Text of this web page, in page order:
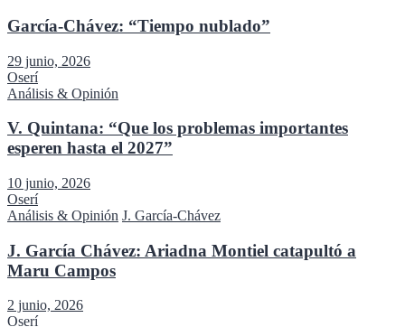
García-Chávez: “Tiempo nublado”
29 junio, 2026
Oserí
Análisis & Opinión
V. Quintana: “Que los problemas importantes
esperen hasta el 2027”
10 junio, 2026
Oserí
Análisis & Opinión J. García-Chávez
J. García Chávez: Ariadna Montiel catapultó a
Maru Campos
2 junio, 2026
Oserí